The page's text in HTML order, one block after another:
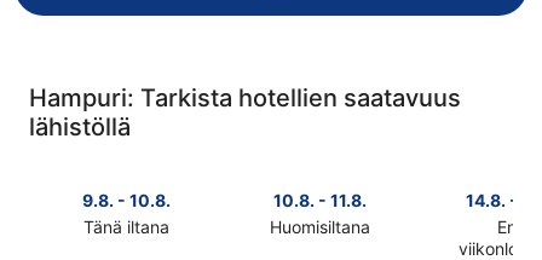
Hampuri: Tarkista hotellien saatavuus
lähistöllä
9.8. - 10.8.
Tänä iltana
10.8. - 11.8.
Huomisiltana
14.8. -
Ensi